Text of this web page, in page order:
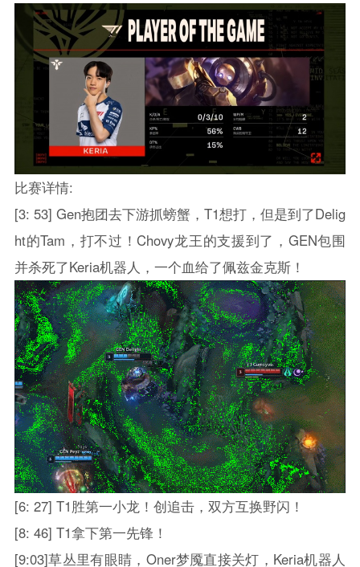
比赛详情:
[3: 53] Gen抱团去下游抓螃蟹，T1想打，但是到了Delig
ht的Tam，打不过！Chovy龙王的支援到了，GEN包围
并杀死了Keria机器人，一个血给了佩兹金克斯！
[6: 27] T1胜第一小龙！创追击，双方互换野闪！
[8: 46] T1拿下第一先锋！
[9:03]草丛里有眼睛，Oner梦魇直接关灯，Keria机器人